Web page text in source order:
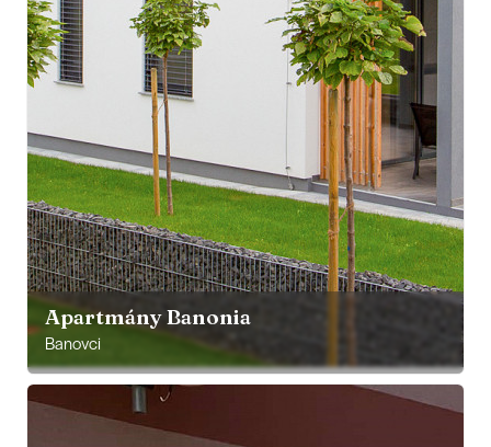
Apartmány Banonia
Banovci